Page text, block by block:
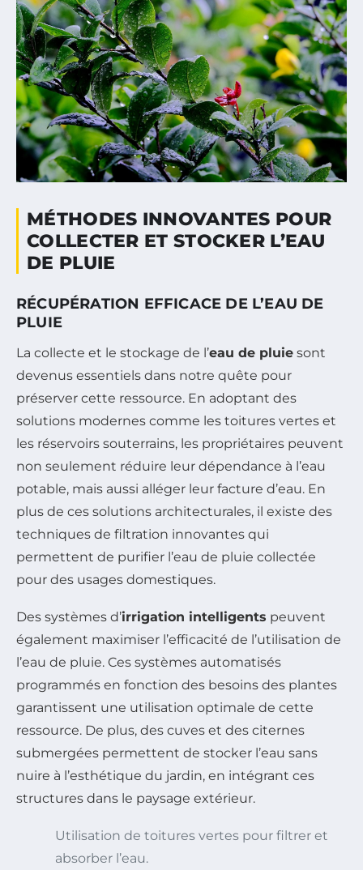
MÉTHODES INNOVANTES POUR
COLLECTER ET STOCKER L’EAU
DE PLUIE
RÉCUPÉRATION EFFICACE DE L’EAU DE
PLUIE
La collecte et le stockage de l’eau de pluie sont
devenus essentiels dans notre quête pour
préserver cette ressource. En adoptant des
solutions modernes comme les toitures vertes et
les réservoirs souterrains, les propriétaires peuvent
non seulement réduire leur dépendance à l’eau
potable, mais aussi alléger leur facture d’eau. En
plus de ces solutions architecturales, il existe des
techniques de filtration innovantes qui
permettent de purifier l’eau de pluie collectée
pour des usages domestiques.
Des systèmes d’irrigation intelligents peuvent
également maximiser l’efficacité de l’utilisation de
l’eau de pluie. Ces systèmes automatisés
programmés en fonction des besoins des plantes
garantissent une utilisation optimale de cette
ressource. De plus, des cuves et des citernes
submergées permettent de stocker l’eau sans
nuire à l’esthétique du jardin, en intégrant ces
structures dans le paysage extérieur.
Utilisation de toitures vertes pour filtrer et
absorber l’eau.